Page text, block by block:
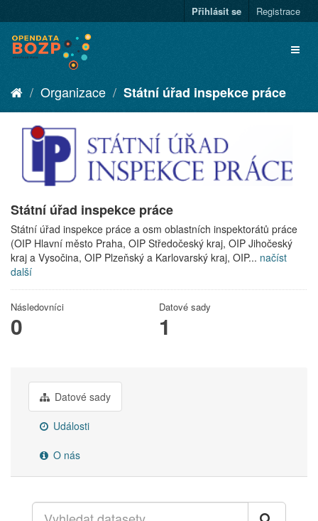
Přihlásit se Registrace
Organizace Státní úřad inspekce práce
Státní úřad inspekce práce
Státní úřad inspekce práce a osm oblastních inspektorátů práce
(OIP Hlavní město Praha, OIP Středočeský kraj, OIP Jihočeský
kraj a Vysočina, OIP Plzeňský a Karlovarský kraj, OIP... načíst
další
Následovníci
0
Datové sady
1
Datové sady
Události
O nás